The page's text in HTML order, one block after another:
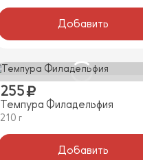
Добавить
255
Темпура Филадельфия
210 г
Добавить